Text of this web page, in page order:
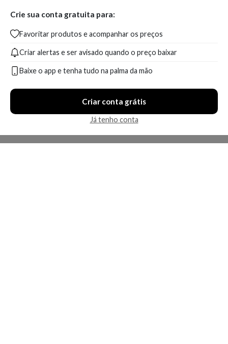
Crie sua conta gratuita para:
Favoritar produtos e acompanhar os preços
Criar alertas e ser avisado quando o preço baixar
Baixe o app e tenha tudo na palma da mão
Criar conta grátis
Já tenho conta